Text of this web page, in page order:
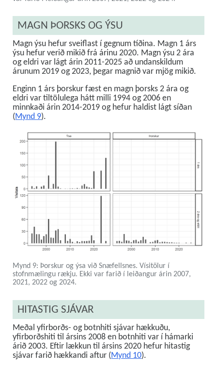
MAGN ÞORSKS OG ÝSU
Magn ýsu hefur sveiflast í gegnum tíðina. Magn 1 árs
ýsu hefur verið mikið frá árinu 2020. Magn ýsu 2 ára
og eldri var lágt árin 2011-2025 að undanskildum
árunum 2019 og 2023, þegar magnið var mjög mikið.
Enginn 1 árs þorskur fæst en magn þorsks 2 ára og
eldri var tiltölulega hátt milli 1994 og 2006 en
minnkaði árin 2014-2019 og hefur haldist lágt síðan
(Mynd 9).
Mynd 9: Þorskur og ýsa við Snæfellsnes. Vísitölur í
stofnmælingu rækju. Ekki var farið í leiðangur árin 2007,
2021, 2022 og 2024.
HITASTIG SJÁVAR
Meðal yfirborðs- og botnhiti sjávar hækkuðu,
yfirborðshiti til ársins 2008 en botnhiti var í hámarki
árið 2003. Eftir lækkun til ársins 2020 hefur hitastig
sjávar farið hækkandi aftur (Mynd 10).